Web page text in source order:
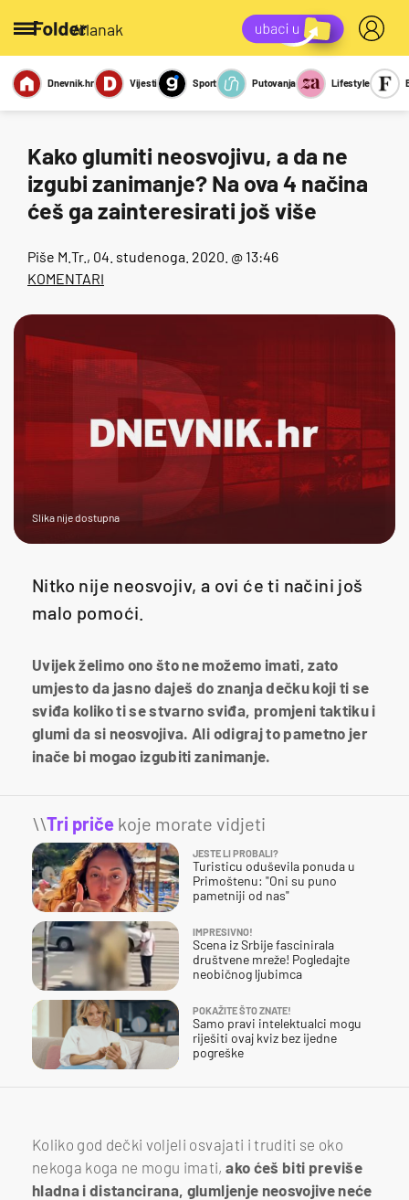
/članak
Miks Kviz
Report
Dnevnik.hr Vijesti Sport Putovanja Lifestyle
Kako glumiti neosvojivu, a da ne
izgubi zanimanje? Na ova 4 načina
ćeš ga zainteresirati još više
Piše M.Tr. , 04. studenoga. 2020. @ 13:46
KOMENTARI
Slika nije dostupna
Nitko nije neosvojiv, a ovi će ti načini još
malo pomoći.
Uvijek želimo ono što ne možemo imati, zato
umjesto da jasno daješ do znanja dečku koji ti se
sviđa koliko ti se stvarno sviđa, promjeni taktiku i
glumi da si neosvojiva. Ali odigraj to pametno jer
inače bi mogao izgubiti zanimanje.
\\Tri priče koje morate vidjeti
JESTE LI PROBALI?
Turisticu oduševila ponuda u
Primoštenu: "Oni su puno
pametniji od nas"
IMPRESIVNO!
Scena iz Srbije fascinirala
društvene mreže! Pogledajte
neobičnog ljubimca
POKAŽITE ŠTO ZNATE!
Samo pravi intelektualci mogu
riješiti ovaj kviz bez ijedne
pogreške
Koliko god dečki voljeli osvajati i truditi se oko
nekoga koga ne mogu imati, ako ćeš biti previše
hladna i distancirana, glumljenje neosvojive neće